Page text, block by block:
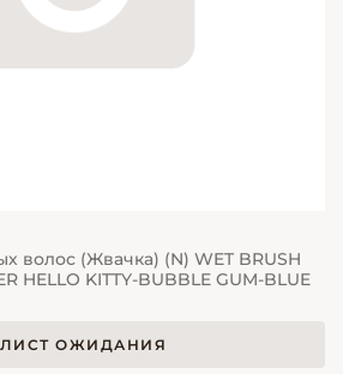
волос (Жвачка) (N) WET BRUSH
HELLO KITTY-BUBBLE GUM-BLUE
ОЖИДАНИЯ